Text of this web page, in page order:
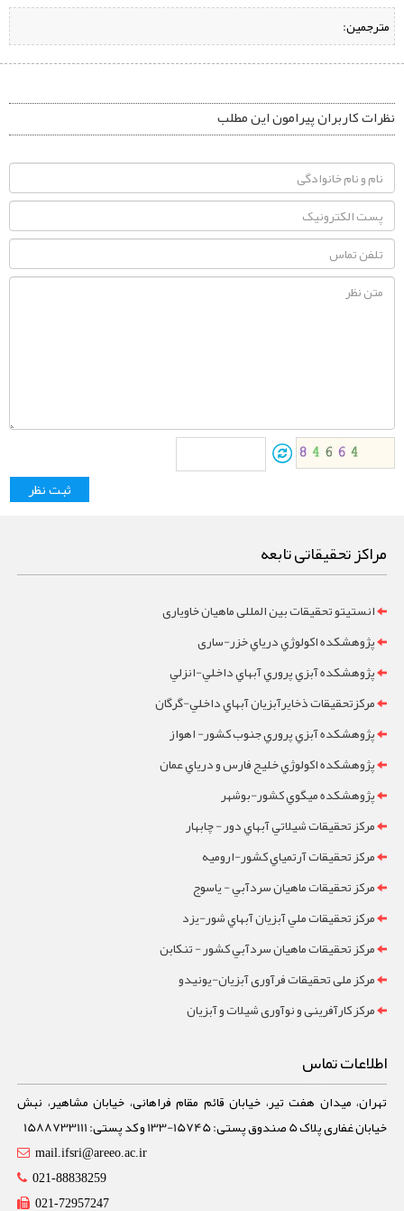
مترجمین:
نظرات کاربران پیرامون این مطلب
مراکز تحقیقاتی تابعه
انستیتو تحقیقات بین المللی ماهیان خاویاری
پژوهشکده اکولوژي درياي خزر-ساری
پژوهشکده آبزي پروري آبهاي داخلي-انزلي
مرکزتحقيقات ذخايرآبزيان آبهاي داخلي-گرگان
پژوهشکده آبزي پروري جنوب کشور- اهواز
پژوهشکده اکولوژي خليج فارس و درياي عمان
پژوهشکده ميگوي کشور-بوشهر
مرکز تحقيقات شيلاتي آبهاي دور - چابهار
مرکز تحقيقات آرتمياي کشور-ارومیه
مرکز تحقيقات ماهيان سردآبي - ياسوج
مرکز تحقيقات ملي آبزيان آبهاي شور-یزد
مرکز تحقيقات ماهيان سردآبي کشور - تنکابن
مرکز ملی تحقیقات فرآوری آبزیان-یونیدو
مرکز کارآفرینی و نوآوری شیلات و آبزیان
اطلاعات تماس
تهران، میدان هفت تیر، خیابان قائم مقام فراهانی، خیابان مشاهیر، نبش
خیابان غفاری پلاک 5 صندوق پستی: 15745-133 و کد پستی: 1588733111
mail.ifsri@areeo.ac.ir
021-88838259
021-72957247